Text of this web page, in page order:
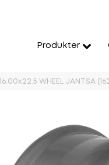
Produkter
16.00x22.5 WHEEL JANTSA